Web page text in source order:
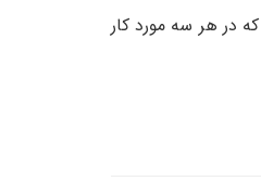
در هر سه مورد کار